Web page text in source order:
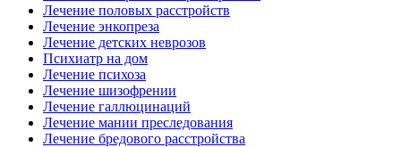
Лечение половых расстройств
Лечение энкопреза
Лечение детских неврозов
Психиатр на дом
Лечение психоза
Лечение шизофрении
Лечение галлюцинаций
Лечение мании преследования
Лечение бредового расстройства